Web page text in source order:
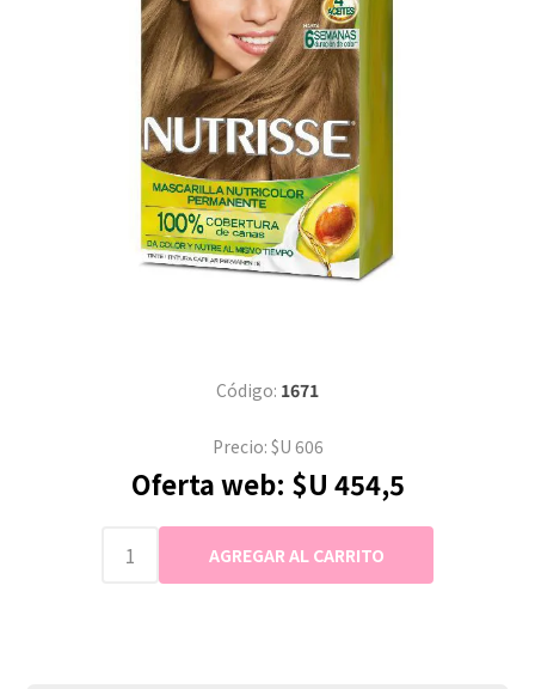
Código: 1671
Precio: $U 606
Oferta web: $U 454,5